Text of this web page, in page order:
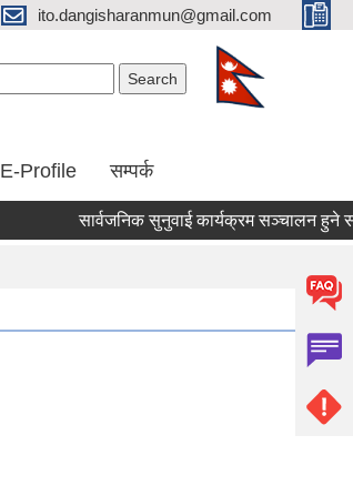
ito.dangisharanmun@gmail.com
E-Profile सम्पर्क
सार्वजनिक सुनुवाई कार्यक्रम सञ्चालन हुने